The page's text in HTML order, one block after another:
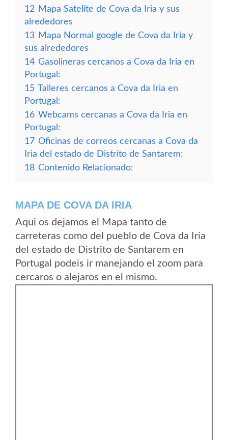
12 Mapa Satelite de Cova da Iria y sus
alrededores
13 Mapa Normal google de Cova da Iria y
sus alrededores
14 Gasolineras cercanos a Cova da Iria en
Portugal:
15 Talleres cercanos a Cova da Iria en
Portugal:
16 Webcams cercanas a Cova da Iria en
Portugal:
17 Oficinas de correos cercanas a Cova da
Iria del estado de Distrito de Santarem:
18 Contenido Relacionado:
MAPA DE COVA DA IRIA
Aqui os dejamos el Mapa tanto de
carreteras como del pueblo de Cova da Iria
del estado de Distrito de Santarem en
Portugal podeis ir manejando el zoom para
cercaros o alejaros en el mismo.